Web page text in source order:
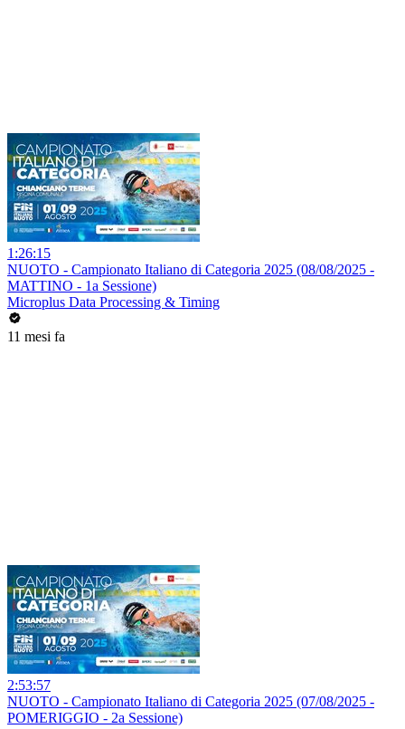
1:26:15
NUOTO - Campionato Italiano di Categoria 2025 (08/08/2025 -
MATTINO - 1a Sessione)
Microplus Data Processing & Timing
11 mesi fa
2:53:57
NUOTO - Campionato Italiano di Categoria 2025 (07/08/2025 -
POMERIGGIO - 2a Sessione)